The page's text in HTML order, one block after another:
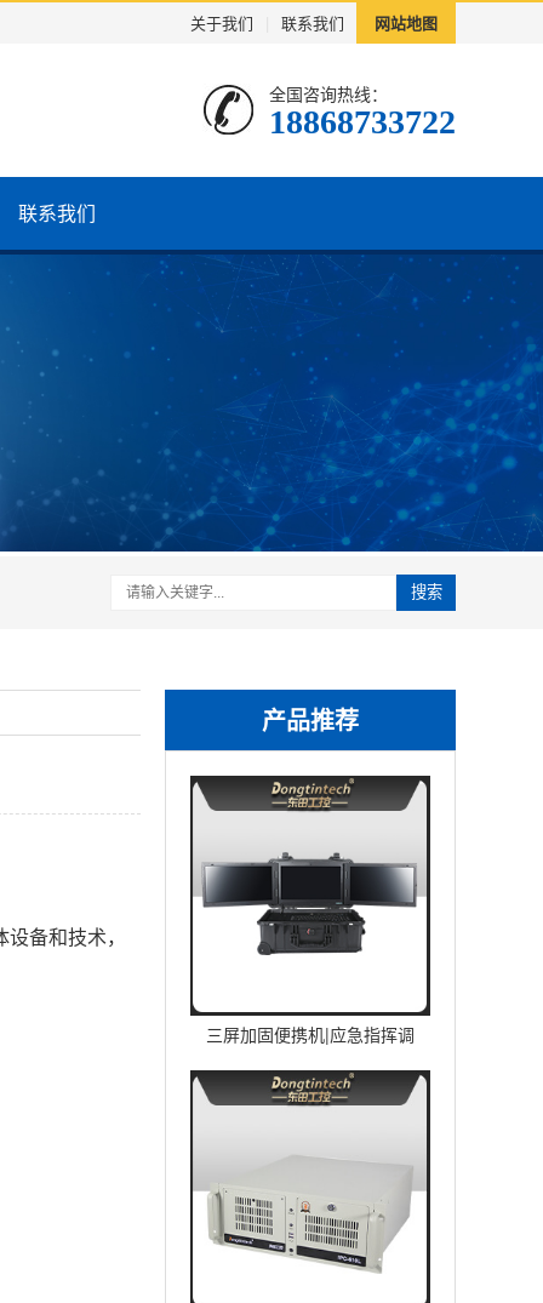
关于我们 联系我们 网站地图
全国咨询热线：
18868733722
联系我们
搜索
产品推荐
三屏加固便携机|应急指挥调
度台移动终端|DTG-U1713-
备和技术，